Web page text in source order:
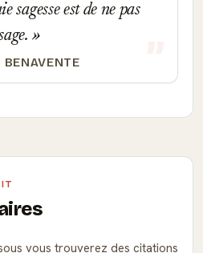
sagesse est de ne pas
BENAVENTE
vous trouverez des citations